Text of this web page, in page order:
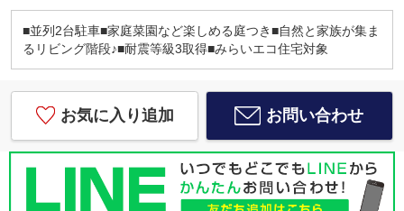
■並列2台駐車■家庭菜園など楽しめる庭つき■自然と家族が集ま
るリビング階段♪■耐震等級3取得■みらいエコ住宅対象
お気に入り追加 お問い合わせ